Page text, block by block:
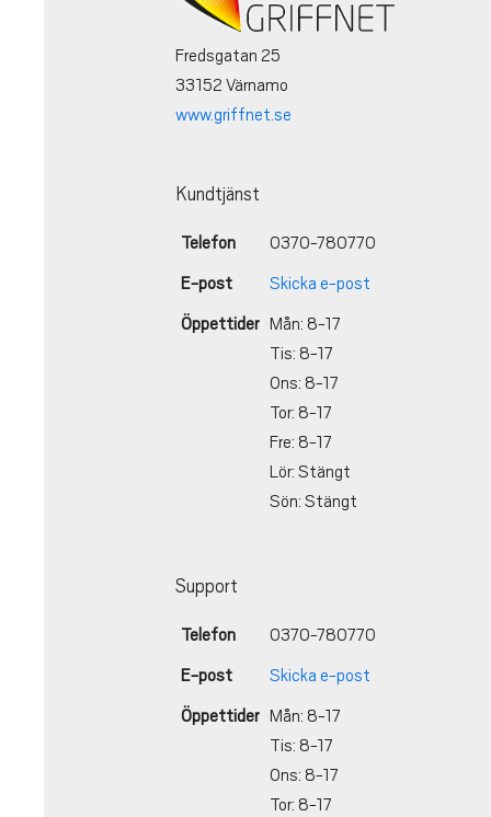
Fredsgatan 25
33152 Värnamo
www.griffnet.se
Kundtjänst
Telefon 0370-780770
E-post Skicka e-post
Öppettider Mån: 8-17
Tis: 8-17
Ons: 8-17
Tor: 8-17
Fre: 8-17
Lör: Stängt
Sön: Stängt
Support
Telefon 0370-780770
E-post Skicka e-post
Öppettider Mån: 8-17
Tis: 8-17
Ons: 8-17
Tor: 8-17